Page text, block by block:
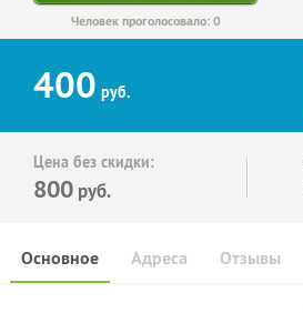
Человек проголосовало: 0
400 руб.
Цена без скидки:
800 руб.
Основное Отзывы
Адреса